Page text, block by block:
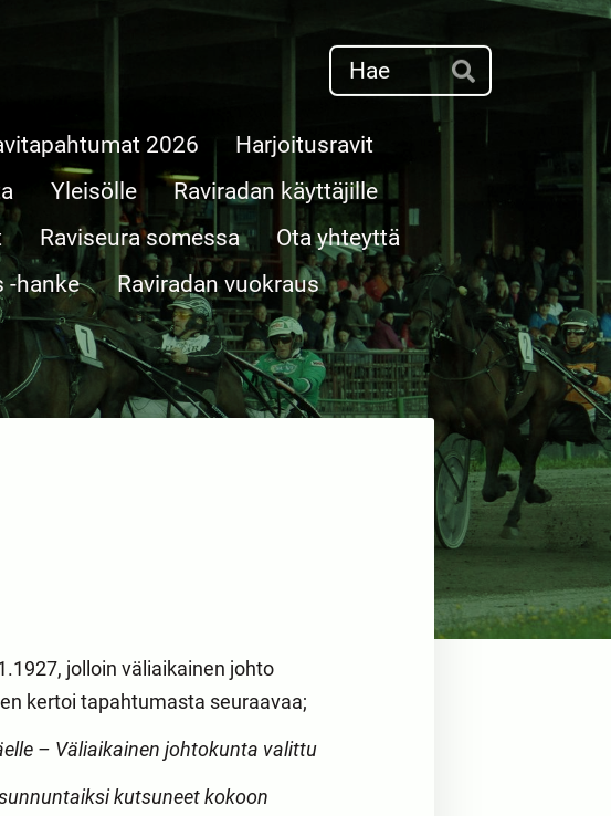
Hae
2026
Harjoitusravit
Yleisölle
Raviradan käyttäjille
Raviseura somessa
Ota yhteyttä
-hanke
Raviradan vuokraus
jolloin väliaikainen johto
kertoi tapahtumasta seuraavaa;
– Väliaikainen johtokunta valittu
kutsuneet kokoon